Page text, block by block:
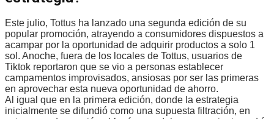
Este julio, Tottus ha lanzado una segunda edición de su
popular promoción, atrayendo a consumidores dispuestos a
acampar por la oportunidad de adquirir productos a solo 1
sol. Anoche, fuera de los locales de Tottus, usuarios de
Tiktok reportaron que se vio a personas establecer
campamentos improvisados, ansiosas por ser las primeras
en aprovechar esta nueva oportunidad de ahorro.
Al igual que en la primera edición, donde la estrategia
inicialmente se difundió como una supuesta filtración, en